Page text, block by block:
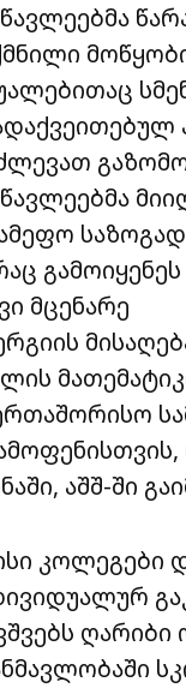
გამოიყენეს
მცენარე
აშშ-ში
კოლეგები
ღარიბი